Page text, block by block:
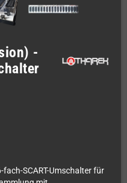
-
SCART-Umschalter für